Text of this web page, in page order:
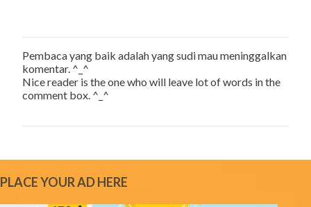
P
o
s
t
C
e
n
t
Pembaca yang baik adalah yang sudi mau meninggalkan
komentar. ^_^
Nice reader is the one who will leave lot of words in the
comment box. ^_^
PLACE YOUR AD HERE